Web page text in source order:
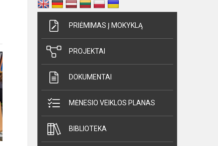
PRIĖMIMAS Į MOKYKLĄ
PROJEKTAI
DOKUMENTAI
MĖNESIO VEIKLOS PLANAS
BIBLIOTEKA